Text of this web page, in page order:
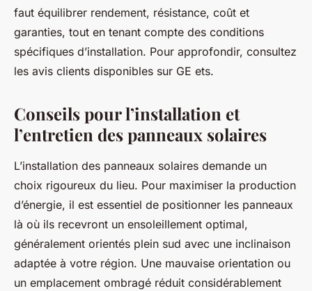
faut équilibrer rendement, résistance, coût et
garanties, tout en tenant compte des conditions
spécifiques d’installation. Pour approfondir, consultez
les avis clients disponibles sur GE ets.
Conseils pour l’installation et
l’entretien des panneaux solaires
L’installation des panneaux solaires demande un
choix rigoureux du lieu. Pour maximiser la production
d’énergie, il est essentiel de positionner les panneaux
là où ils recevront un ensoleillement optimal,
généralement orientés plein sud avec une inclinaison
adaptée à votre région. Une mauvaise orientation ou
un emplacement ombragé réduit considérablement